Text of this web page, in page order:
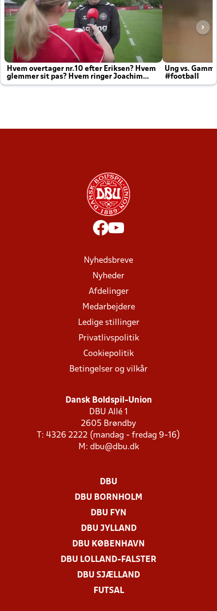
Hvem overtager nr.10 efter Eriksen? Hvem
glemmer sit pas? Hvem ringer Joachim
altid til efter kampe?
Ung vs.
#football
Nyhedsbreve
Nyheder
Afdelinger
Medarbejdere
Ledige stillinger
Privatlivspolitik
Cookiepolitik
Betingelser og vilkår
Dansk Boldspil-Union
DBU Allé 1
2605 Brøndby
T: 4326 2222 (mandag - fredag 9-16)
M: dbu@dbu.dk
DBU
DBU BORNHOLM
DBU FYN
DBU JYLLAND
DBU KØBENHAVN
DBU LOLLAND-FALSTER
DBU SJÆLLAND
FUTSAL